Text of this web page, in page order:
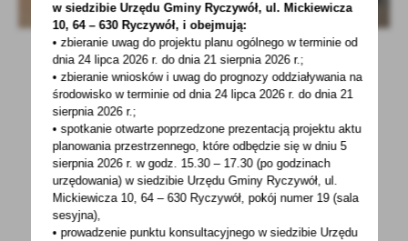
w siedzibie Urzędu Gminy Ryczywół, ul. Mickiewicza
10, 64 – 630 Ryczywół, i obejmują:
• zbieranie uwag do projektu planu ogólnego w terminie od
dnia 24 lipca 2026 r. do dnia 21 sierpnia 2026 r.;
• zbieranie wniosków i uwag do prognozy oddziaływania na
środowisko w terminie od dnia 24 lipca 2026 r. do dnia 21
sierpnia 2026 r.;
• spotkanie otwarte poprzedzone prezentacją projektu aktu
planowania przestrzennego, które odbędzie się w dniu 5
sierpnia 2026 r.w godz. 15.30 – 17.30 (po godzinach
urzędowania) w siedzibie Urzędu Gminy Ryczywół, ul.
Mickiewicza 10, 64 – 630 Ryczywół, pokójnumer 19 (sala
sesyjna),
• prowadzenie punktu konsultacyjnego w siedzibie Urzędu